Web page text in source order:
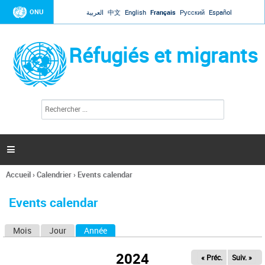
Jump to navigation
ONU العربية 中文 English Français Русский Español
Réfugiés et migrants
l
c
h
e

Vous
ici
Accueil›Calendrier› Events calendar
Events calendar
Mois Jour Année
2024 « Préc. Suiv. »